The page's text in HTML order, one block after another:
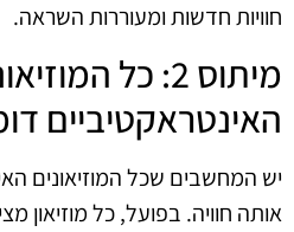
חוויות חדשות ומעוררות השראה.
מיתוס 2: כל
האינטראקטיביים
יש המחשבים שכל המוזיאונים
אותה חוויה. בפועל, כל מוזיאון